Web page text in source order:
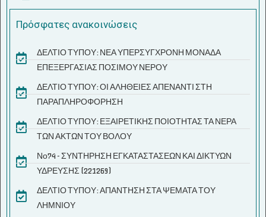
Πρόσφατες ανακοινώσεις
ΔΕΛΤΙΟ ΤΥΠΟΥ: ΝΕΑ ΥΠΕΡΣΥΓΧΡΟΝΗ ΜΟΝΑΔΑ
ΕΠΕΞΕΡΓΑΣΙΑΣ ΠΟΣΙΜΟΥ ΝΕΡΟΥ
ΔΕΛΤΙΟ ΤΥΠΟΥ: ΟΙ ΑΛΗΘΕΙΕΣ ΑΠΕΝΑΝΤΙ ΣΤΗ
ΠΑΡΑΠΛΗΡΟΦΟΡΗΣΗ
ΔΕΛΤΙΟ ΤΥΠΟΥ: ΕΞΑΙΡΕΤΙΚΗΣ ΠΟΙΟΤΗΤΑΣ ΤΑ ΝΕΡΑ
ΤΩΝ ΑΚΤΩΝ ΤΟΥ ΒΟΛΟΥ
Νο74 - ΣΥΝΤΗΡΗΣΗ ΕΓΚΑΤΑΣΤΑΣΕΩΝ ΚΑΙ ΔΙΚΤΥΩΝ
ΥΔΡΕΥΣΗΣ (221269)
ΔΕΛΤΙΟ ΤΥΠΟΥ: ΑΠΑΝΤΗΣΗ ΣΤΑ ΨΕΜΑΤΑ ΤΟΥ
ΛΗΜΝΙΟΥ